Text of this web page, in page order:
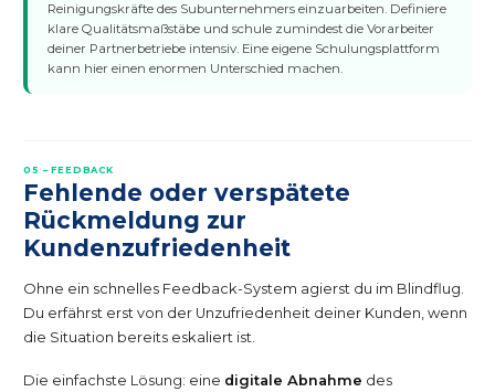
Reinigungskräfte des Subunternehmers einzuarbeiten. Definiere
klare Qualitätsmaßstäbe und schule zumindest die Vorarbeiter
deiner Partnerbetriebe intensiv. Eine eigene Schulungsplattform
kann hier einen enormen Unterschied machen.
05 – FEEDBACK
Fehlende oder verspätete
Rückmeldung zur
Kundenzufriedenheit
Ohne ein schnelles Feedback-System agierst du im Blindflug.
Du erfährst erst von der Unzufriedenheit deiner Kunden, wenn
die Situation bereits eskaliert ist.
Die einfachste Lösung: eine digitale Abnahme des